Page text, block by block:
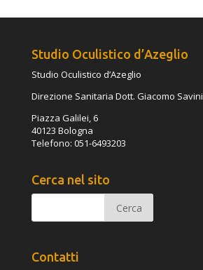
Studio Oculistico d’Azeglio
Studio Oculistico d’Azeglio
Direzione Sanitaria Dott. Giacomo Savini
Piazza Galilei, 6
40123 Bologna
Telefono: 051-6493203
Cerca nel sito
Contatti